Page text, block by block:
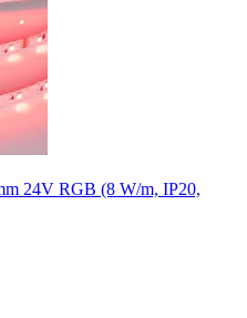
24V RGB (8 W/m, IP20,